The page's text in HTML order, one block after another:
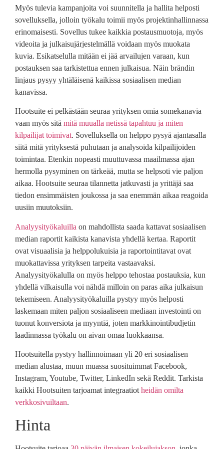
Myös tulevia kampanjoita voi suunnitella ja hallita helposti
sovelluksella, jolloin työkalu toimii myös projektinhallinnassa
erinomaisesti. Sovellus tukee kaikkia postausmuotoja, myös
videoita ja julkaisujärjestelmällä voidaan myös muokata
kuvia. Esikatselulla mitään ei jää arvailujen varaan, kun
postauksen saa tarkistettua ennen julkaisua. Näin brändin
linjaus pysyy yhtäläisenä kaikissa sosiaalisen median
kanavissa.
Hootsuite ei pelkästään seuraa yrityksen omia somekanavia
vaan myös sitä mitä muualla netissä tapahtuu ja miten
kilpailijat toimivat. Sovelluksella on helppo pysyä ajantasalla
siitä mitä yrityksestä puhutaan ja analysoida kilpailijoiden
toimintaa. Etenkin nopeasti muuttuvassa maailmassa ajan
hermolla pysyminen on tärkeää, mutta se helpsoti vie paljon
aikaa. Hootsuite seuraa tilannetta jatkuvasti ja yrittäjä saa
tiedon ensimmäisten joukossa ja saa enemmän aikaa reagoida
uusiin muutoksiin.
Analyysityökaluilla on mahdollista saada kattavat sosiaalisen
median raportit kaikista kanavista yhdellä kertaa. Raportit
ovat visuaalisia ja helppolukuisia ja raportointitavat ovat
muokattavissa yrityksen tarpeita vastaavaksi.
Analyysityökalulla on myös helppo tehostaa postauksia, kun
yhdellä vilkaisulla voi nähdä milloin on paras aika julkaisun
tekemiseen. Analyysityökaluilla pystyy myös helposti
laskemaan miten paljon sosiaaliseen mediaan investointi on
tuonut konversiota ja myyntiä, joten markkinointibudjetin
laadinnassa työkalu on aivan omaa luokkaansa.
Hootsuitella pystyy hallinnoimaan yli 20 eri sosiaalisen
median alustaa, muun muassa suosituimmat Facebook,
Instagram, Youtube, Twitter, LinkedIn sekä Reddit. Tarkista
kaikki Hootsuiten tarjoamat integraatiot heidän omilta
verkkosivuiltaan.
Hinta